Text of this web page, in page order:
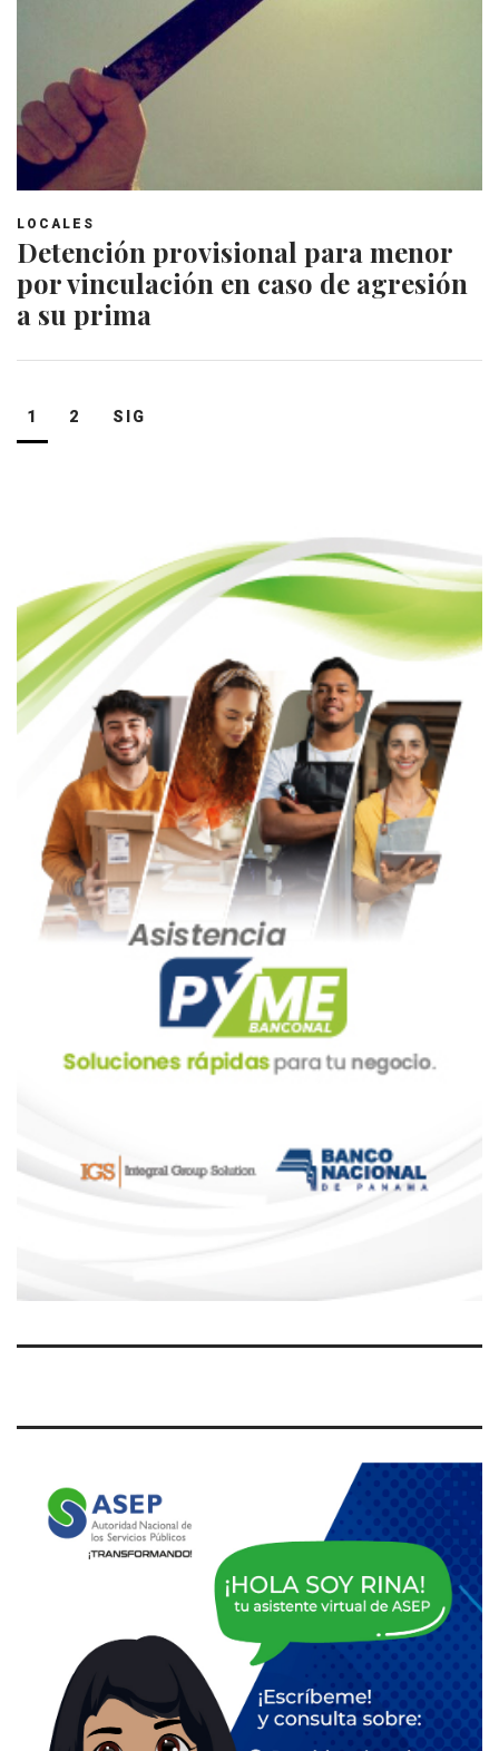
LOCALES
Detención provisional para menor
por vinculación en caso de agresión
a su prima
Navegación
de
1 2 SIG